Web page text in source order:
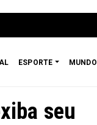
ESPORTE MUNDO
seu